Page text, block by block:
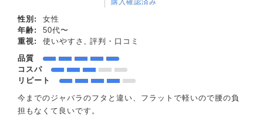
購入確認済み
性別:
女性
年齢:
50代〜
重視:
使いやすさ, 評判・口コミ
品質
コスパ
リピート
今までのジャバラのフタと違い、フラットで軽いので腰の負
担もなくて良いです。